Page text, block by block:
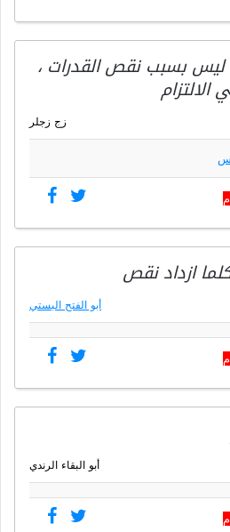
ليس بسبب نقص القدرات ،
زج زجلر
ازداد نقص
أبو الفتح البستي
أبو البقاء الرندي